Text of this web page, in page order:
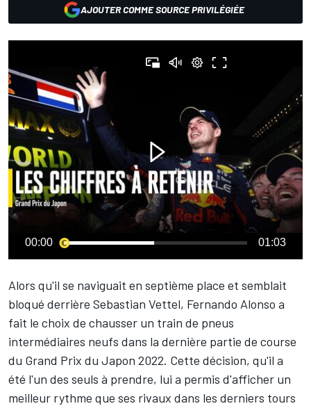
AJOUTER COMME SOURCE PRIVILÉGIÉE
00:00 01:03
Alors qu'il se naviguait en septième place et semblait
bloqué derrière Sebastian Vettel, Fernando Alonso a
fait le choix de chausser un train de pneus
intermédiaires neufs dans la dernière partie de course
du Grand Prix du Japon 2022. Cette décision, qu'il a
été l'un des seuls à prendre, lui a permis d'afficher un
meilleur rythme que ses rivaux dans les derniers tours